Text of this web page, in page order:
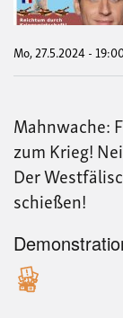
Mo, 27.5.2024 -
Mahnwache:
zum Krieg!
Der
schießen!